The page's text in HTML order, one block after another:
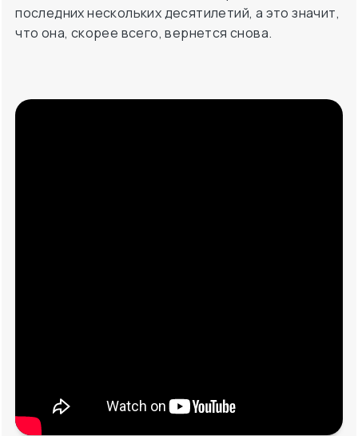
последних нескольких десятилетий, а это значит,
что она, скорее всего, вернется снова.